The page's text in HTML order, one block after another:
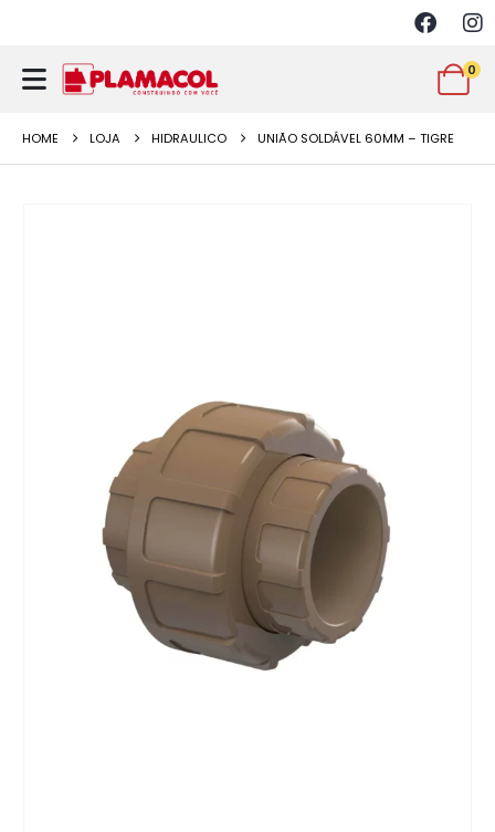
0
HOME LOJA HIDRAULICO UNIÃO SOLDÁVEL 60MM – TIGRE